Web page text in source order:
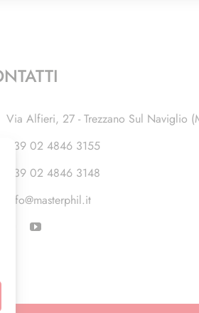
Via Alfieri, 27 - Trezzano Sul Naviglio
+39 02 4846 3155
+39 02 4846 3148
info@masterphil.it